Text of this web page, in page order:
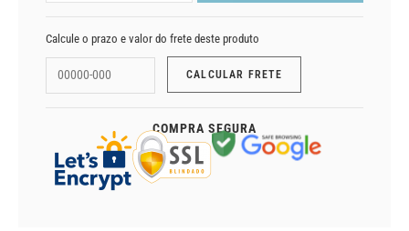
Calcule o prazo e valor do frete deste produto
COMPRA SEGURA